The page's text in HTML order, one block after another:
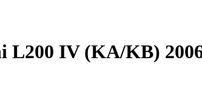
L200 IV (KA/KB)